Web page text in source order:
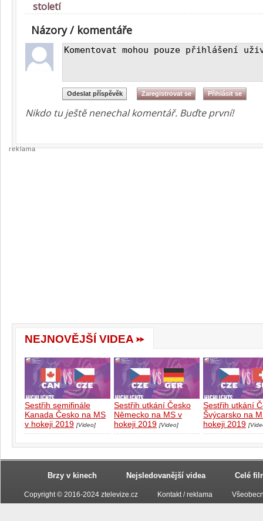
století
Názory / komentáře
Nikdo tu ještě nenechal komentář. Buďte první!
reklama
NEJNOVĚJŠÍ VIDEA
Sestřih semifinále
Kanada Česko na MS
v hokeji 2019 [Video]
Sestřih utkání Česko
Německo na MS v
hokeji 2019 [Video]
Sestřih utkání
Švýcarsko na
hokeji 2019
Brzy v kinech Nejsledovanější videa Celé
Copyright © 2016-2024 ztelevize.cz Kontakt / reklama